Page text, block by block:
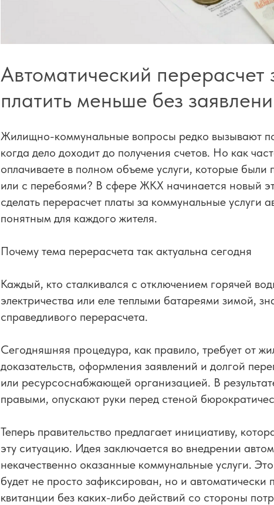
Автоматический перерасчет
платить меньше без
Жилищно-коммунальные вопросы редко вызывают
когда дело доходит до получения счетов. Но как
оплачиваете в полном объеме услуги, которые были
или с перебоями? В сфере ЖКХ начинается новый
сделать перерасчет платы за коммунальные услуги
понятным для каждого жителя.
Почему тема перерасчета так актуальна сегодня
Каждый, кто сталкивался с отключением горячей
электричества или еле теплыми батареями зимой,
справедливого перерасчета.
Сегодняшняя процедура, как правило, требует от
доказательств, оформления заявлений и долгой
или ресурсоснабжающей организацией. В
правыми, опускают руки перед стеной
Теперь правительство предлагает инициативу,
эту ситуацию. Идея заключается во внедрении
некачественно оказанные коммунальные услуги.
будет не просто зафиксирован, но и
квитанции без каких-либо действий со стороны